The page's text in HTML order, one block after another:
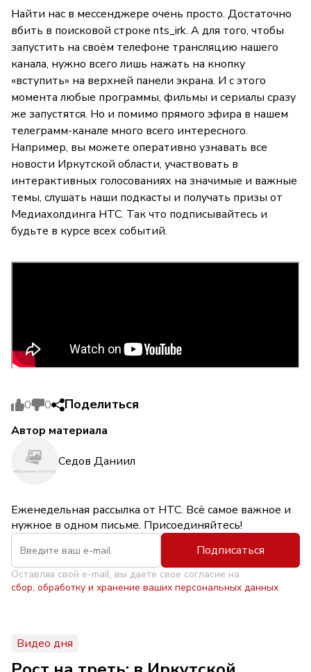
Найти нас в мессенджере очень просто. Достаточно
вбить в поисковой строке nts_irk. А для того, чтобы
запустить на своём телефоне трансляцию нашего
канала, нужно всего лишь нажать на кнопку
«вступить» на верхней панели экрана. И с этого
момента любые программы, фильмы и сериалы сразу
же запустятся. Но и помимо прямого эфира в нашем
телеграмм-канале много всего интересного.
Например, вы можете оперативно узнавать все
новости Иркутской области, участвовать в
интерактивных голосованиях на значимые и важные
темы, слушать наши подкасты и получать призы от
Медиахолдинга НТС. Так что подписывайтесь и
будьте в курсе всех событий.
0 0 Поделиться
Автор материала
Седов Даниил
Еженедельная рассылка от НТС. Всё самое важное и
нужное в одном письме. Присоединяйтесь!
Подписаться
Оставляя свой e-mail, вы даете свое согласие на
сбор, обработку и хранение ваших персональных данных
Видео дня